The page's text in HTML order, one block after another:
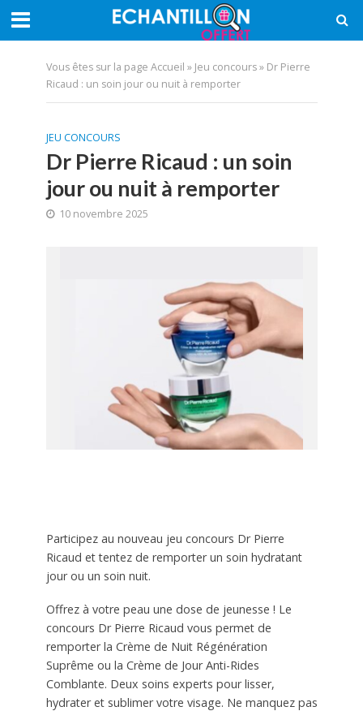
Vous êtes sur la page Accueil » Jeu concours» Dr Pierre
Ricaud : un soin jour ou nuit à remporter
JEU CONCOURS
Dr Pierre Ricaud : un soin
jour ou nuit à remporter
10 novembre 2025
Participez au nouveau jeu concours Dr Pierre
Ricaud et tentez de remporter un soin hydratant
jour ou un soin nuit.
Offrez à votre peau une dose de jeunesse ! Le
concours Dr Pierre Ricaud vous permet de
remporter la Crème de Nuit Régénération
Suprême ou la Crème de Jour Anti-Rides
Comblante. Deux soins experts pour lisser,
hydrater et sublimer votre visage. Ne manquez pas